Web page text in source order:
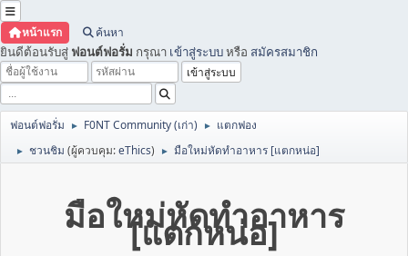
หน้าแรก ค้นหา
ยินดีต้อนรับสู่ ฟอนต์ฟอรั่ม กรุณา เข้าสู่ระบบหรือ สมัครสมาชิก
ฟอนต์ฟอรั่ม ► F0NT Community (เก่า) ► แตกฟอง
► ชวนชิม (ผู้ควบคุม:eThics) ► มือใหม่หัดทำอาหาร [แตกหน่อ]
มือใหม่หัดทำอาหาร
[แตกหน่อ]